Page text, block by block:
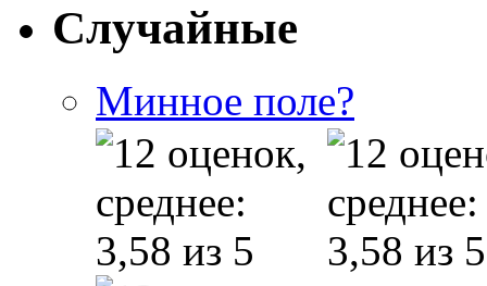
Случайные
Минное поле?